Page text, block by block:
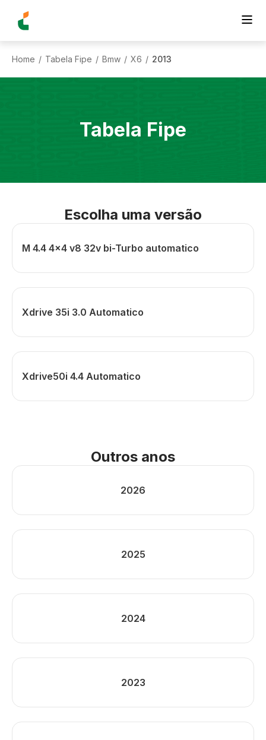
Home / Tabela Fipe / Bmw / X6 / 2013
Tabela Fipe
Escolha uma versão
M 4.4 4x4 v8 32v bi-Turbo automatico
Xdrive 35i 3.0 Automatico
Xdrive50i 4.4 Automatico
Outros anos
2026
2025
2024
2023